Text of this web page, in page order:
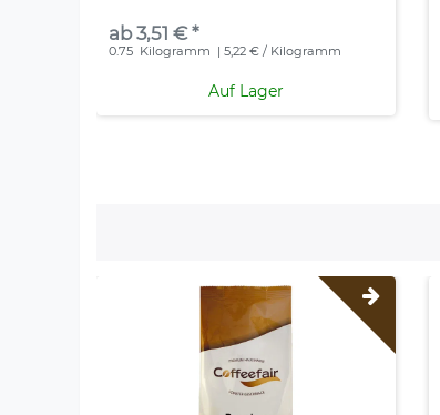
ab 3,51 € *
0.75 Kilogramm | 5,22 € / Kilogramm
Auf Lager